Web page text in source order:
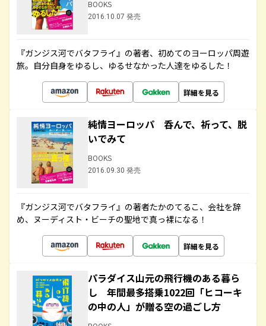
BOOKS
2016.10.07 発売
『ガンジス河でバタフライ』の著者、初めてのヨーロッパ周遊
旅。自分自身をゆるし、ゆるせなかった人達をゆるした！
詳細を見る
純情ヨーロッパ 呑んで、祈って、脱
いでみて
BOOKS
2016.09.30 発売
『ガンジス河でバタフライ』の著者たかのてるこ、会社を辞
め、ヌーディスト・ビーチの聖地で真っ裸になる！
詳細を見る
パラダイス山元の飛行機のある暮ら
し 年間最多搭乗1022回「ヒコーキ
の中の人」が贈る空の過ごし方